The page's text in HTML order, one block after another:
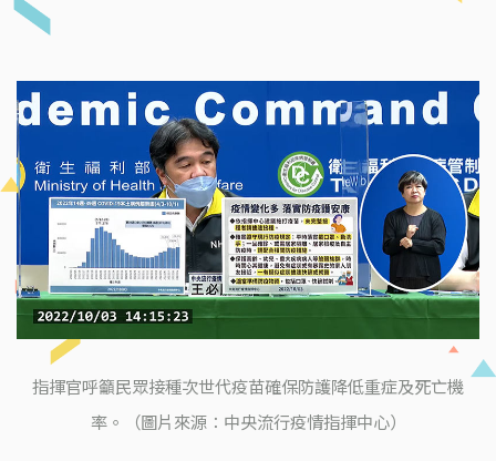
指揮官呼籲民眾接種次世代疫苗確保防護降低重症及死亡機
率。（圖片來源：中央流行疫情指揮中心）